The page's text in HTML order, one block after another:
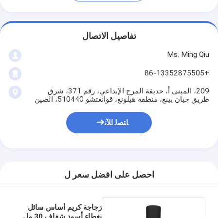
تفاصيل الاتصال
Ms. Ming Qiu
+86-13352875505
209، المبنى أ، حديقة المرح الإبداعي، رقم 371، شرق
طريق جيان بينغ، منطقة هيلونغ، قوانغتشو 510440، الصين
ﺎﺘﺼﻟ ﺍﻶﻧ
احصل على افضل سعر ل
زجاجة كريم أساس سائل